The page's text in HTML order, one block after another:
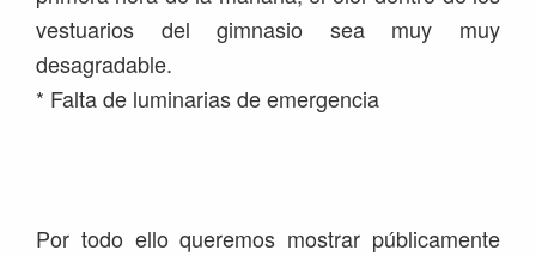
vestuarios del gimnasio sea muy muy
desagradable.
* Falta de luminarias de emergencia
Por todo ello queremos mostrar públicamente